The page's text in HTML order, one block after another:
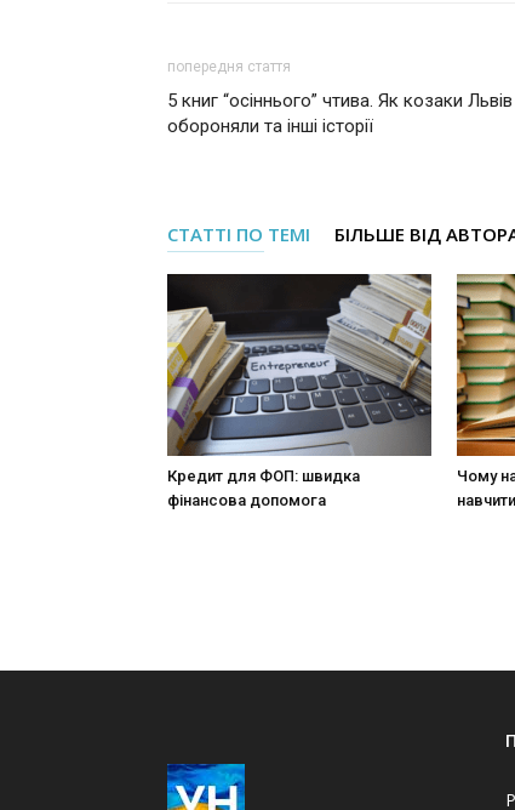
попередня стаття
5 книг “осіннього” чтива. Як козаки Львів
обороняли та інші історії
СТАТТІ ПО ТЕМІ БІЛЬШЕ ВІД
Кредит для ФОП: швидка
фінансова допомога
Чому